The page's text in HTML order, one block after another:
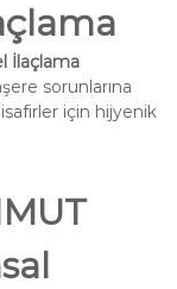
İlaçlama
sorunlarına
için hijyenik